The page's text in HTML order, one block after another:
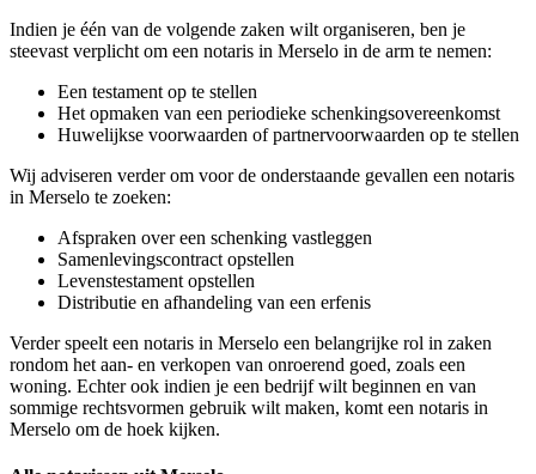
Indien je één van de volgende zaken wilt organiseren, ben je
steevast verplicht om een notaris in Merselo in de arm te nemen:
Een testament op te stellen
Het opmaken van een periodieke schenkingsovereenkomst
Huwelijkse voorwaarden of partnervoorwaarden op te stellen
Wij adviseren verder om voor de onderstaande gevallen een notaris
in Merselo te zoeken:
Afspraken over een schenking vastleggen
Samenlevingscontract opstellen
Levenstestament opstellen
Distributie en afhandeling van een erfenis
Verder speelt een notaris in Merselo een belangrijke rol in zaken
rondom het aan- en verkopen van onroerend goed, zoals een
woning. Echter ook indien je een bedrijf wilt beginnen en van
sommige rechtsvormen gebruik wilt maken, komt een notaris in
Merselo om de hoek kijken.